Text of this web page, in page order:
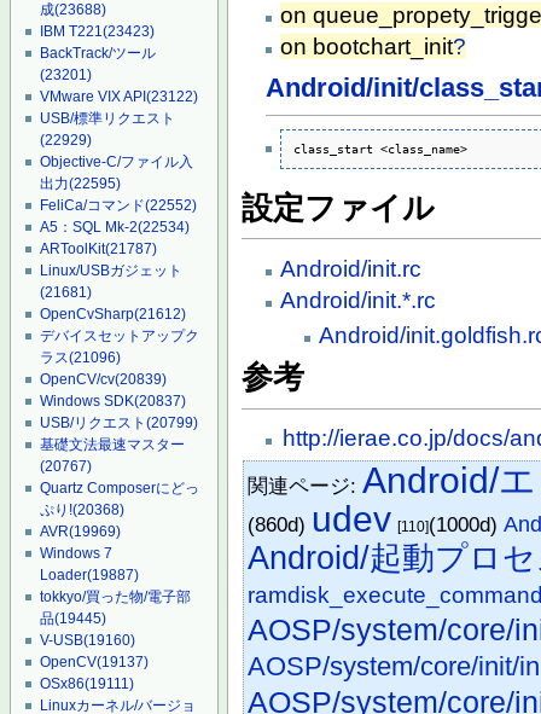
成(23688)
IBM T221(23423)
BackTrack/ツール
(23201)
VMware VIX API(23122)
USB/標準リクエスト
(22929)
Objective-C/ファイル入
出力(22595)
FeliCa/コマンド(22552)
A5：SQL Mk-2(22534)
ARToolKit(21787)
Linux/USBガジェット
(21681)
OpenCvSharp(21612)
デバイスセットアップク
ラス(21096)
OpenCV/cv(20839)
Windows SDK(20837)
USB/リクエスト(20799)
基礎文法最速マスター
(20767)
Quartz Composerにどっ
ぷり!(20368)
AVR(19969)
Windows 7
Loader(19887)
tokkyo/買った物/電子部
品(19445)
V-USB(19160)
OpenCV(19137)
OSx86(19111)
Linuxカーネル/バージョ
on
on bootchart_init?
Android/init/
class_start <class_name>
設定ファイル
Android/init.rc
Android/init.*.rc
Android/
参考
http://ierae.co.jp/docs/
関連ページ:Android/
(860d) udev [110](1000d)
Android/起動プロ
AOSP/system/core/
AOSP/system/core/init/
AOSP/system/core/